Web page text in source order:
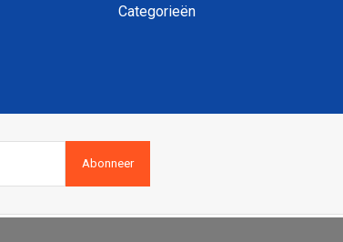
Categorieën
Abonneer